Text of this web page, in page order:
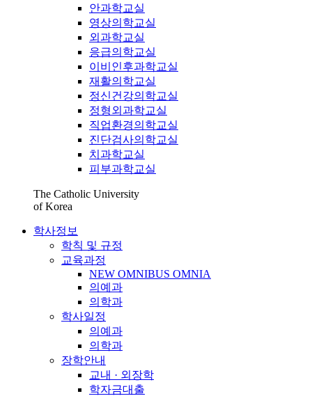
안과학교실
영상의학교실
외과학교실
응급의학교실
이비인후과학교실
재활의학교실
정신건강의학교실
정형외과학교실
직업환경의학교실
진단검사의학교실
치과학교실
피부과학교실
The Catholic University
of Korea
학사정보
학칙 및 규정
교육과정
NEW OMNIBUS OMNIA
의예과
의학과
학사일정
의예과
의학과
장학안내
교내 · 외장학
학자금대출